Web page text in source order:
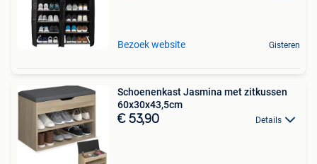
Bezoek website Gisteren
Schoenenkast Jasmina met zitkussen
60x30x43,5cm
€ 53,90 Details